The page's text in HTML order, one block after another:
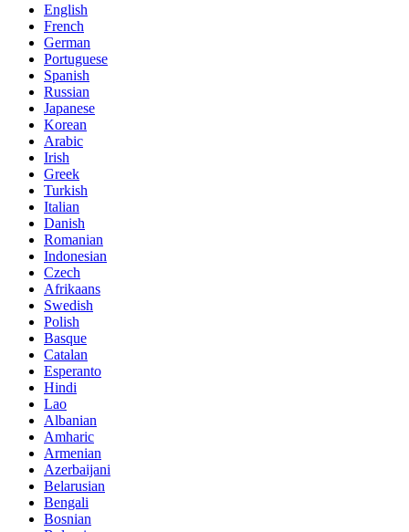
English
French
German
Portuguese
Spanish
Russian
Japanese
Korean
Arabic
Irish
Greek
Turkish
Italian
Danish
Romanian
Indonesian
Czech
Afrikaans
Swedish
Polish
Basque
Catalan
Esperanto
Hindi
Lao
Albanian
Amharic
Armenian
Azerbaijani
Belarusian
Bengali
Bosnian